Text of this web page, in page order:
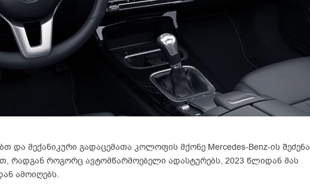
და მექანიკური გადაცემათა კოლოფის მქონე Mercedes-Benz-ის შეძენა
რადგან როგორც ავტომწარმოებელი ადასტურებს, 2023 წლიდან მას
ამოიღებს.